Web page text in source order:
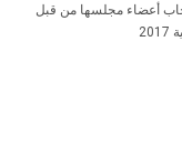
أعضاء مجلسها من قبل